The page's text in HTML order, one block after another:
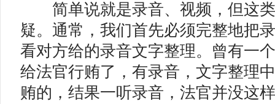
简单说就是录音、视频，但这类
疑。通常，我们首先必须完整地把
看对方给的录音文字整理。曾有一
给法官行贿了，有录音，文字整理
贿的，结果一听录音，法官并没这